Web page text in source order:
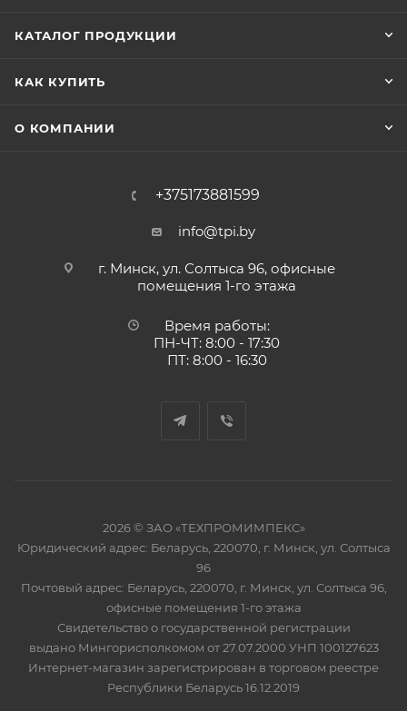
КАТАЛОГ ПРОДУКЦИИ
КАК КУПИТЬ
О КОМПАНИИ
+375173881599
info@tpi.by
г. Минск, ул. Солтыса 96, офисные
помещения 1-го этажа
Время работы:
ПН-ЧТ: 8:00 - 17:30
ПТ: 8:00 - 16:30
2026 © ЗАО «ТЕХПРОМИМПЕКС»
Юридический адрес: Беларусь, 220070, г. Минск, ул. Солтыса
96
Почтовый адрес: Беларусь, 220070, г. Минск, ул. Солтыса 96,
офисные помещения 1-го этажа
Свидетельство о государственной регистрации
выдано Мингорисполкомом от 27.07.2000 УНП 100127623
Интернет-магазин зарегистрирован в торговом реестре
Республики Беларусь 16.12.2019